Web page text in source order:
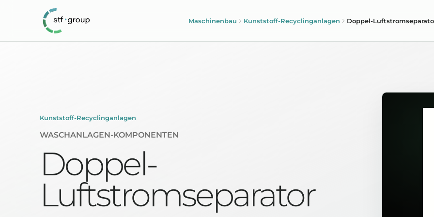
Maschinenbau Kunststoff-Recyclinganlagen Doppel-
Kunststoff-Recyclinganlagen
WASCHANLAGEN-KOMPONENTEN
Doppel-
Luftstromseparator